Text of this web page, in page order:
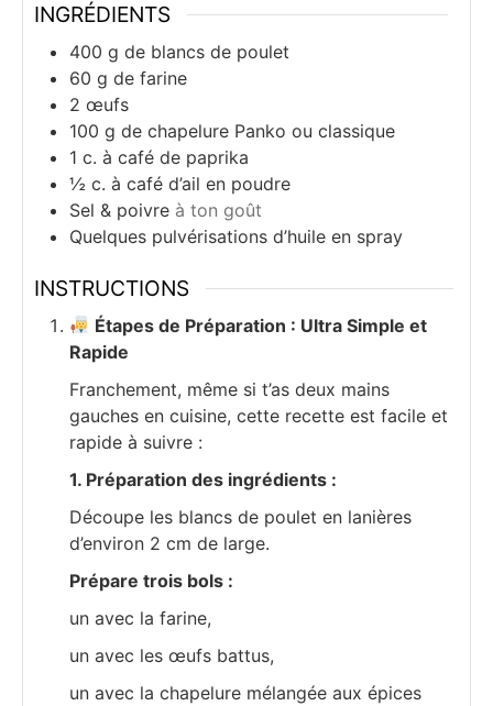
INGRÉDIENTS
400 g de blancs de poulet
60 g de farine
2 œufs
100 g de chapelure Panko ou classique
1 c. à café de paprika
½ c. à café d’ail en poudre
Sel & poivre à ton goût
Quelques pulvérisations d’huile en spray
INSTRUCTIONS
Étapes de Préparation : Ultra Simple et
Rapide
Franchement, même si t’as deux mains
gauches en cuisine, cette recette est facile et
rapide à suivre :
1. Préparation des ingrédients :
Découpe les blancs de poulet en lanières
d’environ 2 cm de large.
Prépare trois bols :
un avec la farine,
un avec les œufs battus,
un avec la chapelure mélangée aux épices